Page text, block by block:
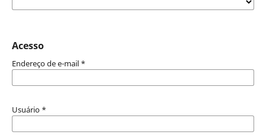
Acesso
Endereço de e-mail *
Usuário *